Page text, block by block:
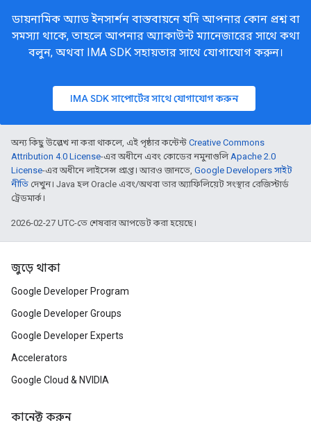
ডায়নামিক অ্যাড ইনসার্শন বাস্তবায়নে যদি আপনার কোন প্রশ্ন বা
সমস্যা থাকে, তাহলে আপনার অ্যাকাউন্ট ম্যানেজারের সাথে কথা
বলুন, অথবা IMA SDK সহায়তার সাথে যোগাযোগ করুন।
IMA SDK সাপোর্টের সাথে যোগাযোগ করুন
অন্য কিছু উল্লেখ না করা থাকলে, এই পৃষ্ঠার কন্টেন্ট Creative Commons
Attribution 4.0 License-এর অধীনে এবং কোডের নমুনাগুলি Apache 2.0
License-এর অধীনে লাইসেন্স প্রাপ্ত। আরও জানতে, Google Developers সাইট
নীতি দেখুন। Java হল Oracle এবং/অথবা তার অ্যাফিলিয়েট সংস্থার রেজিস্টার্ড
ট্রেডমার্ক।
2026-02-27 UTC-তে শেষবার আপডেট করা হয়েছে।
জুড়ে থাকা
Google Developer Program
Google Developer Groups
Google Developer Experts
Accelerators
Google Cloud & NVIDIA
কানেক্ট করুন